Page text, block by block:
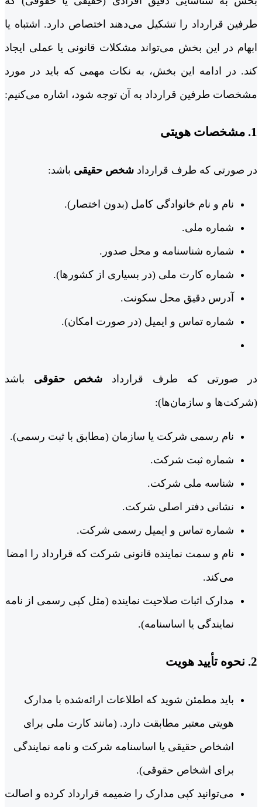
طرفین قرارداد را تشکیل می‌دهند اختصاص دارد. اشتباه یا
ابهام در این بخش می‌تواند مشکلات قانونی یا عملی ایجاد
کند. در ادامه این بخش، به نکات مهمی که باید در مورد
مشخصات طرفین قرارداد به آن توجه شود، اشاره می‌کنیم:
1. مشخصات هویتی
در صورتی که طرف قرارداد شخص حقیقی باشد:
نام و نام خانوادگی کامل (بدون اختصار).
شماره ملی.
شماره شناسنامه و محل صدور.
شماره کارت ملی (در بسیاری از کشورها).
آدرس دقیق محل سکونت.
شماره تماس و ایمیل (در صورت امکان).
در صورتی که طرف قرارداد شخص حقوقی باشد
(شرکت‌ها و سازمان‌ها):
نام رسمی شرکت یا سازمان (مطابق با ثبت رسمی).
شماره ثبت شرکت.
شناسه ملی شرکت.
نشانی دفتر اصلی شرکت.
شماره تماس و ایمیل رسمی شرکت.
نام و سمت نماینده قانونی شرکت که قرارداد را امضا
می‌کند.
مدارک اثبات صلاحیت نماینده (مثل کپی رسمی از نامه
نمایندگی یا اساسنامه).
2. نحوه تأیید هویت
باید مطمئن شوید که اطلاعات ارائه‌شده با مدارک
هویتی معتبر مطابقت دارد. (مانند کارت ملی برای
اشخاص حقیقی یا اساسنامه شرکت و نامه نمایندگی
برای اشخاص حقوقی).
می‌توانید کپی مدارک را ضمیمه قرارداد کرده و اصالت